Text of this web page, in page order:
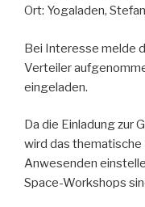
Ort: Yogaladen,
Bei Interesse melde
Verteiler
eingeladen.
Da die Einladung zur
wird das thematische
Anwesenden
Space-Workshops